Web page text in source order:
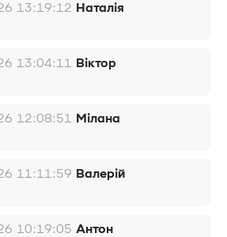
13:19:12 Наталія
13:04:11 Віктор
12:08:51 Мілана
11:11:59 Валерій
10:19:05 Антон